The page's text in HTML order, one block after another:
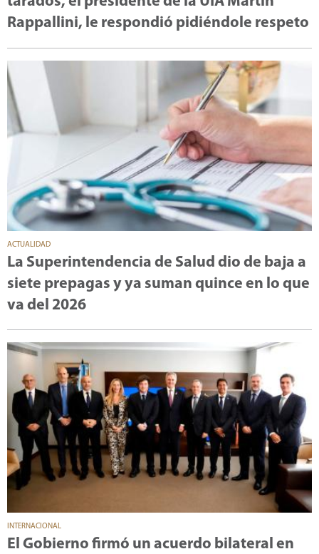
Rappallini, le respondió pidiéndole respeto
ACTUALIDAD
La Superintendencia de Salud dio de baja a
siete prepagas y ya suman quince en lo que
va del 2026
INTERNACIONAL
El Gobierno firmó un acuerdo bilateral en